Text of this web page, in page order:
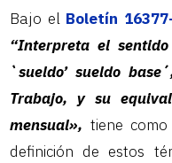
Bajo el Boletín
“Interpreta el
`sueldo’ sueldo
Trabajo, y su
mensual», tiene
definición de estos